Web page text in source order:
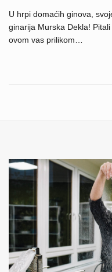
U hrpi domaćih ginova,
ginarija Murska Dekla!
ovom vas prilikom…